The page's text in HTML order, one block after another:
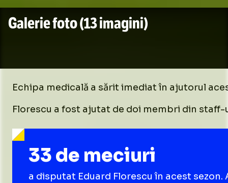
Galerie foto(13 imagini)
Echipa medicală a sărit imediat în ajutorul
Florescu a fost ajutat de doi membri din
33 de meciuri
a disputat Eduard Florescu în acest